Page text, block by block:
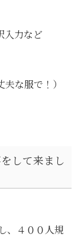
入力など
な服で！）
して来まし
、４００人規